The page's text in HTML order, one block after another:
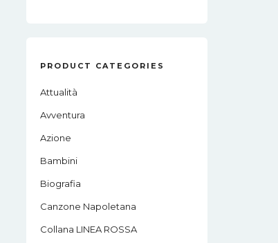
PRODUCT CATEGORIES
Attualità
Avventura
Azione
Bambini
Biografia
Canzone Napoletana
Collana LINEA ROSSA